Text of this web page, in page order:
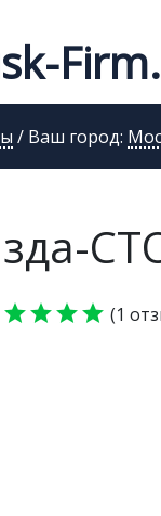
/ Ваш город:
star
star
star
star (1